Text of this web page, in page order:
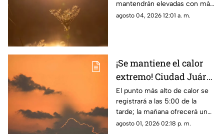
mantendrán elevadas con más
de 40 grados
agosto 04, 2026 12:01 a. m.
¡Se mantiene el calor
extremo! Ciudad Juárez
tendrá hasta 38 grados
en el clima de este
domingo
El punto más alto de calor se
registrará a las 5:00 de la
tarde; la mañana ofrecerá un
ambiente más fresco con 26
agosto 01, 2026 02:18 p. m.